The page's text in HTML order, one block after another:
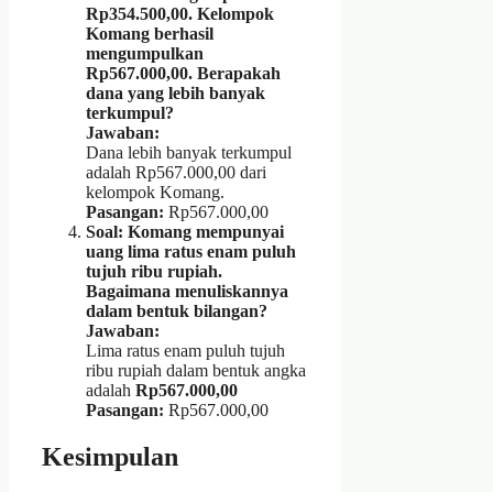
Rp354.500,00. Kelompok
Komang berhasil
mengumpulkan
Rp567.000,00. Berapakah
dana yang lebih banyak
terkumpul?
Jawaban:
Dana lebih banyak terkumpul
adalah Rp567.000,00 dari
kelompok Komang.
Pasangan: Rp567.000,00
Soal: Komang mempunyai
uang lima ratus enam puluh
tujuh ribu rupiah.
Bagaimana menuliskannya
dalam bentuk bilangan?
Jawaban:
Lima ratus enam puluh tujuh
ribu rupiah dalam bentuk angka
adalah Rp567.000,00
Pasangan: Rp567.000,00
Kesimpulan